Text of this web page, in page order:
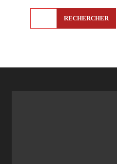
RECHERCHER